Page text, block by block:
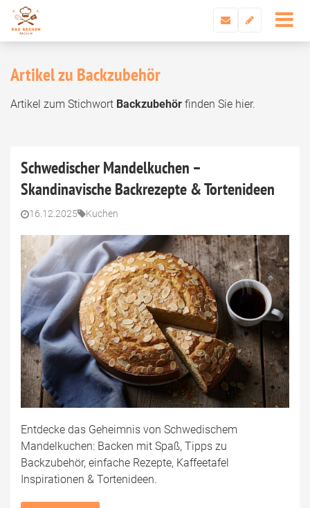
Artikel zu Backzubehör
Artikel zum Stichwort Backzubehör finden Sie hier.
Schwedischer Mandelkuchen –
Skandinavische Backrezepte & Tortenideen
16.12.2025 Kuchen
Entdecke das Geheimnis von Schwedischem
Mandelkuchen: Backen mit Spaß, Tipps zu
Backzubehör, einfache Rezepte, Kaffeetafel
Inspirationen & Tortenideen.